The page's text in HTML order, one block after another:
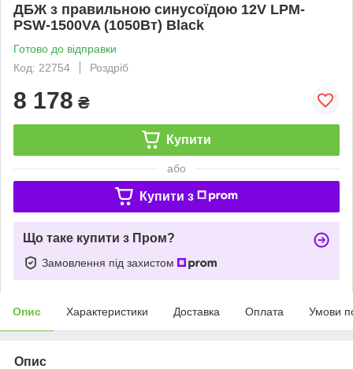
ДБЖ з правильною синусоїдою 12V LPM-
PSW-1500VA (1050Вт) Black
Готово до відправки
Код: 22754
Роздріб
8 178 ₴
Купити
або
Купити з
Що таке купити з Пром?
Замовлення під захистом
Опис Характеристики Доставка Оплата Умови
Опис